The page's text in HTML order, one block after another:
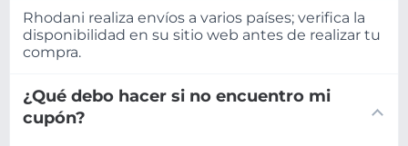
Rhodani realiza envíos a varios países; verifica la
disponibilidad en su sitio web antes de realizar tu
compra.
¿Qué debo hacer si no encuentro mi
cupón?